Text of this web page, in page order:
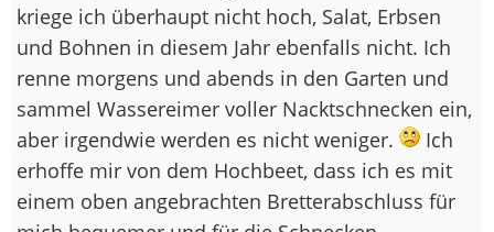
kriege ich überhaupt nicht hoch, Salat, Erbsen
und Bohnen in diesem Jahr ebenfalls nicht. Ich
renne morgens und abends in den Garten und
sammel Wassereimer voller Nacktschnecken ein,
aber irgendwie werden es nicht weniger.
Ich
erhoffe mir von dem Hochbeet, dass ich es mit
einem oben angebrachten Bretterabschluss für